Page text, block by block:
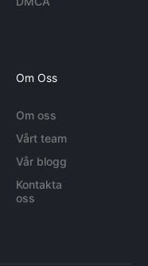
Om Oss
Om oss
Vårt team
Vår blogg
Kontakta
oss